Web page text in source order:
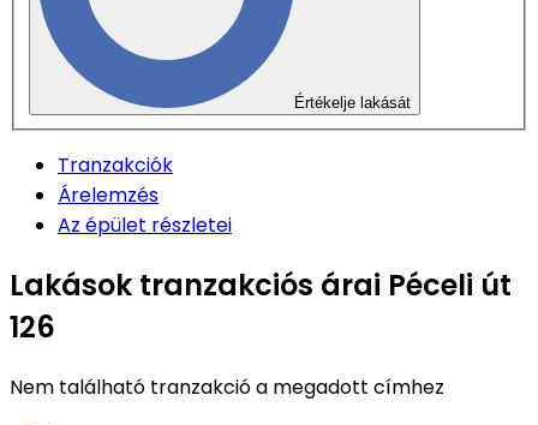
Értékelje lakását
Tranzakciók
Árelemzés
Az épület részletei
Lakások tranzakciós árai Péceli út
126
Nem található tranzakció a megadott címhez